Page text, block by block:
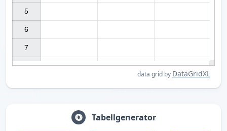
5
6
7
data grid by DataGridXL
Tabellgenerator